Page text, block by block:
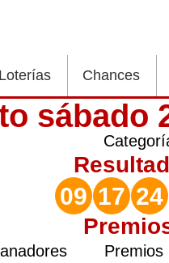
Loterías Chances
sábado
09 17 24
Premios